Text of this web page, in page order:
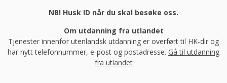
NB! Husk ID når du skal besøke oss.
Om utdanning fra utlandet
Tjenester innenfor utenlandsk utdanning er overført til HK-dir og
har nytt telefonnummer, e-post og postadresse. Gå til utdanning
fra utlandet